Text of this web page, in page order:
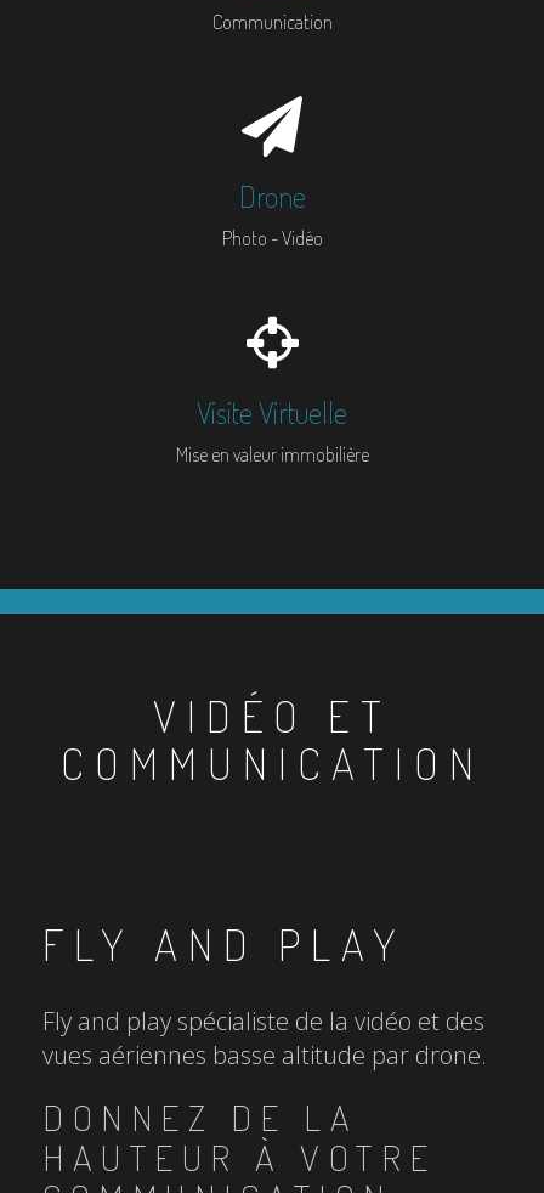
Communication
Drone
Photo - Vidéo
Visite Virtuelle
Mise en valeur immobilière
VIDÉO ET
COMMUNICATION
FLY AND PLAY
Fly and play spécialiste de la vidéo et des
vues aériennes basse altitude par drone.
DONNEZ DE LA
HAUTEUR À VOTRE